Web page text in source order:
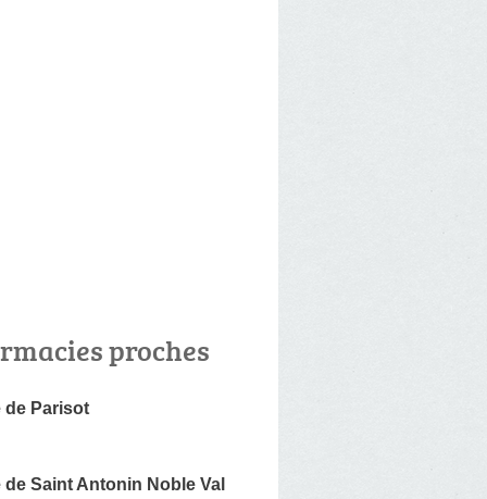
proches
de Parisot
de Saint Antonin Noble Val